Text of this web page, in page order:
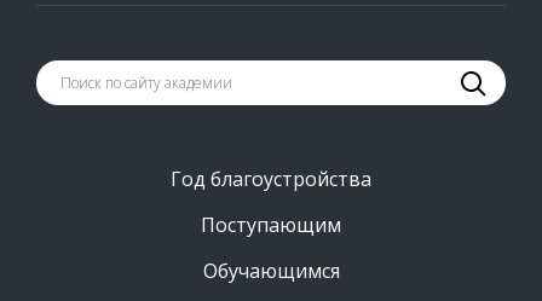
Год благоустройства
Поступающим
Обучающимся